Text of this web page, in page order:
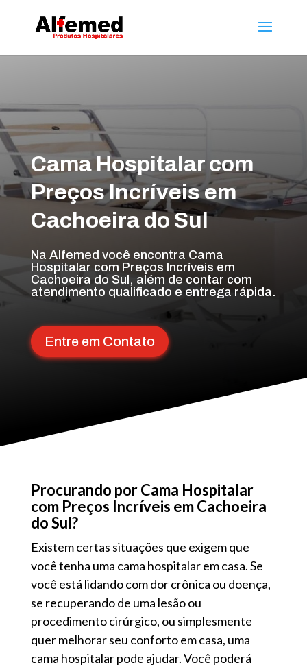
Cama Hospitalar com
Preços Incríveis em
Cachoeira do Sul
Na Alfemed você encontra Cama
Hospitalar com Preços Incríveis em
Cachoeira do Sul, além de contar com
atendimento qualificado e entrega rápida.
Entre em Contato
Procurando por Cama Hospitalar
com Preços Incríveis em Cachoeira
do Sul?
Existem certas situações que exigem que
você tenha uma cama hospitalar em casa. Se
você está lidando com dor crônica ou doença,
se recuperando de uma lesão ou
procedimento cirúrgico, ou simplesmente
quer melhorar seu conforto em casa, uma
cama hospitalar pode ajudar. Você poderá